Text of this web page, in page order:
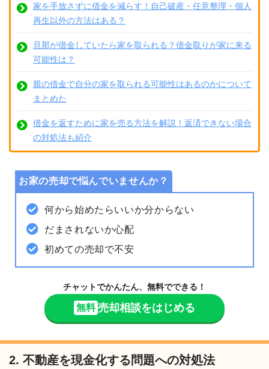
家を手放さずに借金を減らす！自己破産・任意整理・個人
再生以外の方法はある？
旦那が借金していたら家を取られる？借金取りが家に来る
可能性は？
親の借金で自分の家を取られる可能性はあるのかについて
まとめた
借金を返すために家を売る方法を解説！返済できない場合
の対処法も紹介
お家の売却で悩んでいませんか？
何から始めたらいいか分からない
だまされないか心配
初めての売却で不安
チャットでかんたん、無料でできる！
無料 売却相談をはじめる
2. 不動産を現金化する問題への対処法